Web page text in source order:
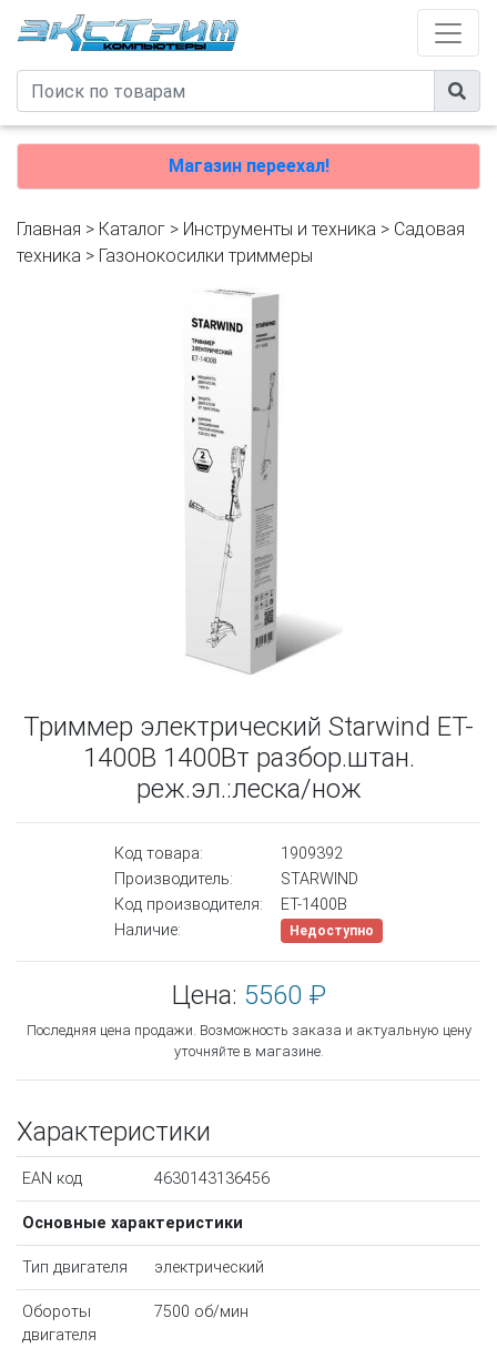
Магазин переехал!
Главная > Каталог > Инструменты и техника > Садовая
техника > Газонокосилки триммеры
Триммер электрический Starwind ET-
1400B 1400Вт разбор.штан.
реж.эл.:леска/нож
Код товара:
1909392
Производитель:
STARWIND
Код производителя:
ET-1400B
Наличие:
Недоступно
Цена: 5560 ₽
Последняя цена продажи. Возможность заказа и актуальную цену
уточняйте в магазине.
Характеристики
EAN код 4630143136456
Основные характеристики
Тип двигателя электрический
Обороты
двигателя
7500 об/мин